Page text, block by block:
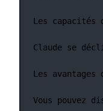
Les capacités
Claude se
Les
Vous pouvez